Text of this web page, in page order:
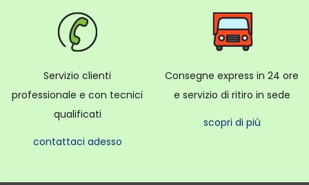
Servizio clienti
professionale e con tecnici
qualificati
contattaci adesso
Consegne express in 24 ore
e servizio di ritiro in sede
scopri di più